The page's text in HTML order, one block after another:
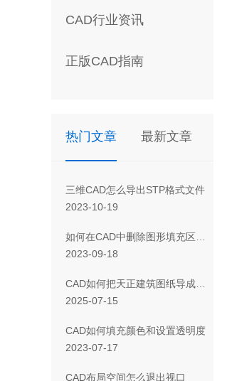
CAD行业资讯
正版CAD指南
热门文章 最新文章
三维CAD怎么导出STP格式文件
2023-10-19
如何在CAD中删除图形填充区域的一部分
2023-09-18
CAD如何把天正建筑图纸导成天正T3/T8/T9格式版本
2025-07-15
CAD如何填充颜色和设置透明度
2023-07-17
CAD布局空间怎么退出视口